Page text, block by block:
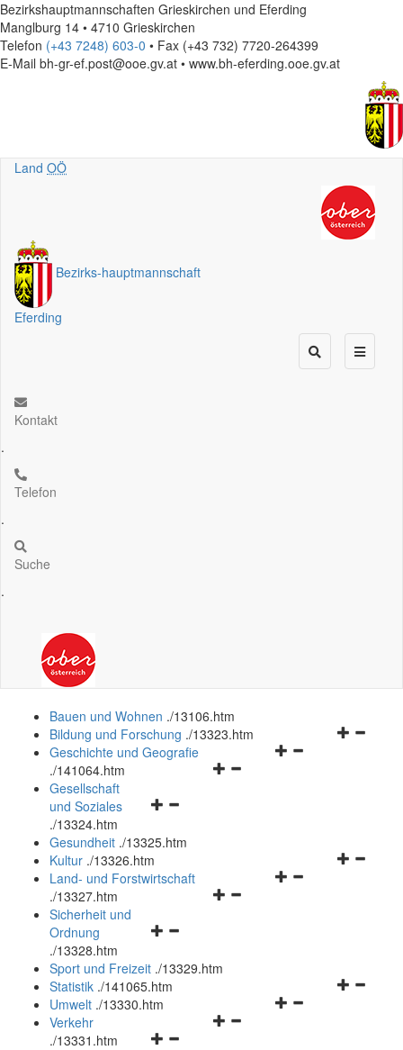
Bezirkshauptmannschaften Grieskirchen und Eferding
Manglburg 14 • 4710 Grieskirchen
Telefon (+43 7248) 603-0 • Fax (+43 732) 7720-264399
E-Mail bh-gr-ef.post@ooe.gv.at • www.bh-eferding.ooe.gv.at
Land OÖ
Bezirks-hauptmannschaft
Eferding
Kontakt
.
Telefon
.
Suche
.
Bauen und Wohnen ./13106.htm
Navigationsmenü
Bildung und Forschung ./13323.htm
Navigationsmenü
Geschichte und Geografie
./141064.htm
Navigationsmenü
und
schließen
Gesellschaft
und Soziales
./13324.htm
Gesundheit ./13325.htm
Navigationsmenü
Kultur ./13326.htm
Navigationsmenü
Land- und Forstwirtschaft
./13327.htm
Navigationsmenü
und
schließen
Sicherheit und
Ordnung
./13328.htm
Sport und Freizeit ./13329.htm
Navigationsmenü
Statistik ./141065.htm
Navigationsmenü
Umwelt ./13330.htm
Navigationsmenü
Verkehr
./13331.htm